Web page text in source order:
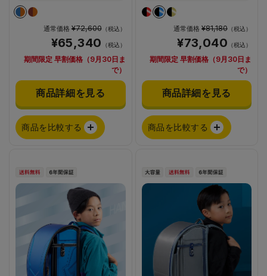
通常価格¥72,600（税込）
¥65,340 （税込）
期間限定 早割価格（9月30日ま
で）
商品詳細を見る
商品を比較する
通常価格 ¥81,180 （税込）
¥73,040 （税込）
期間限定 早割価格（9月30日ま
で）
商品詳細を見る
商品を比較する